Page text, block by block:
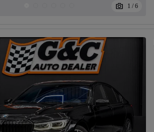
1 / 6